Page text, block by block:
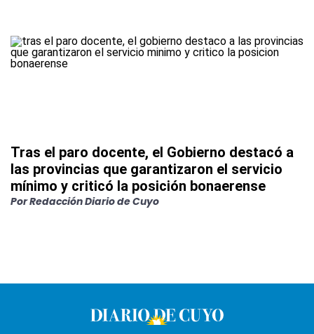
Tras el paro docente, el Gobierno destacó a
las provincias que garantizaron el servicio
mínimo y criticó la posición bonaerense
PorRedacción Diario de Cuyo